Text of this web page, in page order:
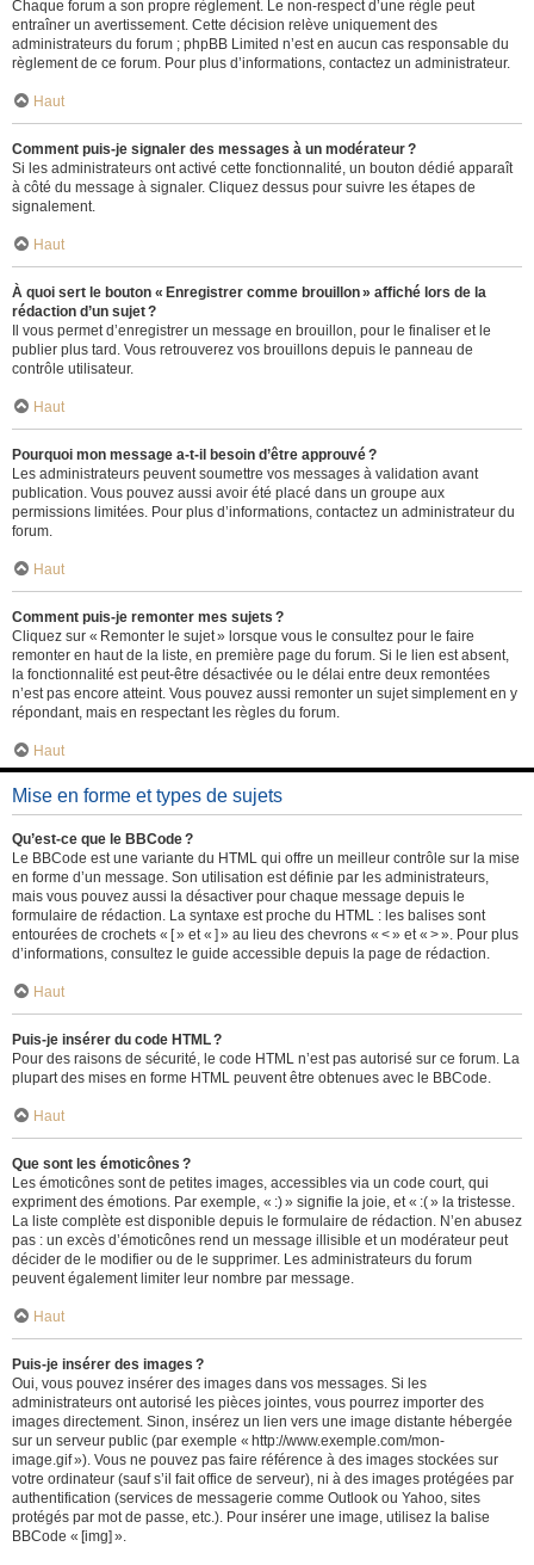
Chaque forum a son propre règlement. Le non-respect d’une règle peut
entraîner un avertissement. Cette décision relève uniquement des
administrateurs du forum ; phpBB Limited n’est en aucun cas responsable du
règlement de ce forum. Pour plus d’informations, contactez un administrateur.
Haut
Comment puis-je signaler des messages à un modérateur ?
Si les administrateurs ont activé cette fonctionnalité, un bouton dédié apparaît
à côté du message à signaler. Cliquez dessus pour suivre les étapes de
signalement.
Haut
À quoi sert le bouton « Enregistrer comme brouillon » affiché lors de la
rédaction d’un sujet ?
Il vous permet d’enregistrer un message en brouillon, pour le finaliser et le
publier plus tard. Vous retrouverez vos brouillons depuis le panneau de
contrôle utilisateur.
Haut
Pourquoi mon message a-t-il besoin d’être approuvé ?
Les administrateurs peuvent soumettre vos messages à validation avant
publication. Vous pouvez aussi avoir été placé dans un groupe aux
permissions limitées. Pour plus d’informations, contactez un administrateur du
forum.
Haut
Comment puis-je remonter mes sujets ?
Cliquez sur « Remonter le sujet » lorsque vous le consultez pour le faire
remonter en haut de la liste, en première page du forum. Si le lien est absent,
la fonctionnalité est peut-être désactivée ou le délai entre deux remontées
n’est pas encore atteint. Vous pouvez aussi remonter un sujet simplement en y
répondant, mais en respectant les règles du forum.
Haut
Mise en forme et types de sujets
Qu’est-ce que le BBCode ?
Le BBCode est une variante du HTML qui offre un meilleur contrôle sur la mise
en forme d’un message. Son utilisation est définie par les administrateurs,
mais vous pouvez aussi la désactiver pour chaque message depuis le
formulaire de rédaction. La syntaxe est proche du HTML : les balises sont
entourées de crochets « [ » et « ] » au lieu des chevrons « < » et « > ». Pour plus
d’informations, consultez le guide accessible depuis la page de rédaction.
Haut
Puis-je insérer du code HTML ?
Pour des raisons de sécurité, le code HTML n’est pas autorisé sur ce forum. La
plupart des mises en forme HTML peuvent être obtenues avec le BBCode.
Haut
Que sont les émoticônes ?
Les émoticônes sont de petites images, accessibles via un code court, qui
expriment des émotions. Par exemple, « :) » signifie la joie, et « :( » la tristesse.
La liste complète est disponible depuis le formulaire de rédaction. N’en abusez
pas : un excès d’émoticônes rend un message illisible et un modérateur peut
décider de le modifier ou de le supprimer. Les administrateurs du forum
peuvent également limiter leur nombre par message.
Haut
Puis-je insérer des images ?
Oui, vous pouvez insérer des images dans vos messages. Si les
administrateurs ont autorisé les pièces jointes, vous pourrez importer des
images directement. Sinon, insérez un lien vers une image distante hébergée
sur un serveur public (par exemple « http://www.exemple.com/mon-
image.gif »). Vous ne pouvez pas faire référence à des images stockées sur
votre ordinateur (sauf s’il fait office de serveur), ni à des images protégées par
authentification (services de messagerie comme Outlook ou Yahoo, sites
protégés par mot de passe, etc.). Pour insérer une image, utilisez la balise
BBCode « [img] ».